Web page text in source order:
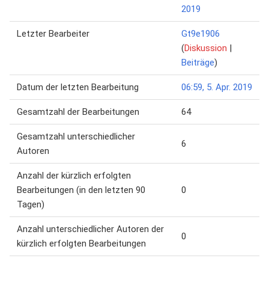
2019
Letzter Bearbeiter
Gt9e1906
(Diskussion |
Beiträge)
Datum der letzten Bearbeitung 06:59, 5. Apr. 2019
Gesamtzahl der Bearbeitungen 64
Gesamtzahl unterschiedlicher
Autoren
6
Anzahl der kürzlich erfolgten
Bearbeitungen (in den letzten 90
Tagen)
0
Anzahl unterschiedlicher Autoren der
kürzlich erfolgten Bearbeitungen
0